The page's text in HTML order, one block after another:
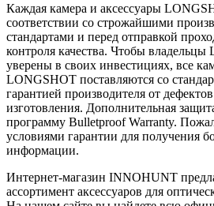
Каждая камера и аксессуары
соответствии со строжайшими
стандартами и перед отправкой
контроля качества. Чтобы
уверены в своих инвестициях, все
LONGSHOT поставляются со
гарантией производителя от
изготовления. Дополнительная
программу Bulletproof Warranty.
условиями гарантии для получения
информации.
Интернет-магазин INNOHUNT
ассортимент аксессуаров для